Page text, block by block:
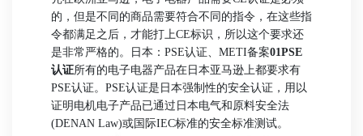
的，但是不同的商品需要符合不同的指令，在这些指
令都满足之后，才能打上CE标识，所以这个要求还
是非常严格的。
日本：PSE认证、METI备案01PSE
认证所有的电子电器产品在日本亚马逊上都要求有
PSE认证。PSE认证是日本强制性的安全认证，用以
证明电机电子产品已通过日本电气和原料安全法
(DENAN Law)或国际IEC标准的安全标准测试。